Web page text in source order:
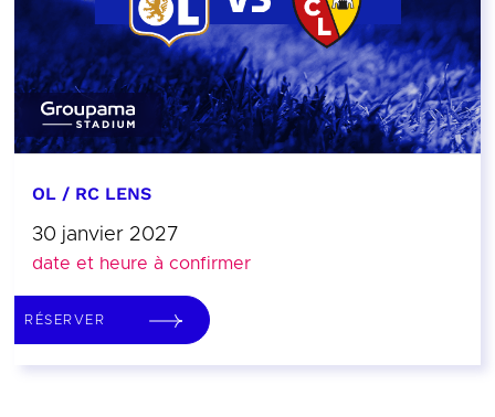
OL / RC LENS
30 janvier 2027
date et heure à confirmer
RÉSERVER